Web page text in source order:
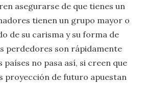
asegurarse de que tienes un
tienen un grupo mayor o
de su carisma y su forma de
perdedores son rápidamente
no pasa así, si creen que
proyección de futuro apuestan